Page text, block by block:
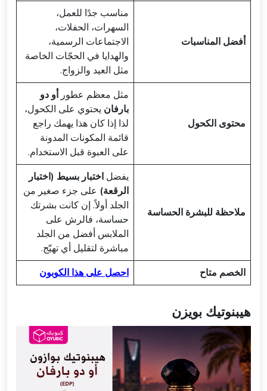
أفضل المناسبات
مناسب جدًا للعمل،
السهرات، الحفلات،
الاجتماعات الرسمية،
والهدايا في الحجّات الخاصة
مثل العيد والزواج.
محتوى الكحول
مثل معظم عطور أو دو
بارفان يحتوي على الكحول،
لذا إذا كان هذا يهمك راجع
قائمة المكونات المدونة
على العبوة قبل الاستخدام.
ملاحظة للبشرة الحساسة
يفضل اختبار بسيط (اختبار
الرقعة) على جزء صغير من
الجلد أولاً. إن كانت بشرتك
حساسة، فالرش على
الملابس أفضل من الجلد
مباشرة لتقليل أي تهيّج.
الخصم متاح
احصل على هذا الكوبون
هيبنوتيك بويزن